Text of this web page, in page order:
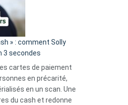
» : comment Solly
3 secondes
cartes de paiement
en précarité,
en un scan. Une
du cash et redonne